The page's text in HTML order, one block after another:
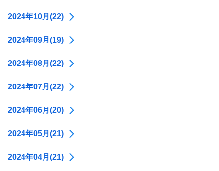
2024年10月(22)
2024年09月(19)
2024年08月(22)
2024年07月(22)
2024年06月(20)
2024年05月(21)
2024年04月(21)